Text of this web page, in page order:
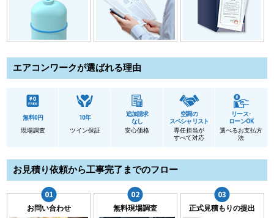
エアコンワークが選ばれる理由
無料0円
現場調査
10年
ツイン保証
追加請求
なし
安心価格
空調の
スペシャリスト
専任担当が
すべて対応
リース･
ローンOK
選べるお支払方
法
お見積り依頼から工事完了までのフロー
お問い合わせ 無料現場調査 正式見積もりの提出